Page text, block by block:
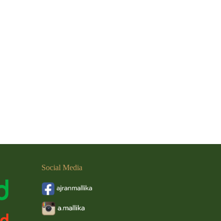
Social Media